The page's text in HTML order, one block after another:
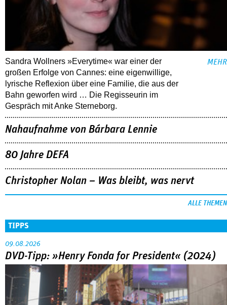
Sandra Wollners »Everytime« war einer der
großen Erfolge von Cannes: eine eigenwillige,
lyrische Reflexion über eine ­Familie, die aus der
Bahn geworfen wird … Die Regisseurin im
Gespräch mit Anke Sterneborg.
MEHR
Nahaufnahme von Bárbara Lennie
80 Jahre DEFA
Christopher Nolan – Was bleibt, was nervt
ALLE THEMEN
TIPPS
09.08.2026
DVD-Tipp: »Henry Fonda for President« (2024)